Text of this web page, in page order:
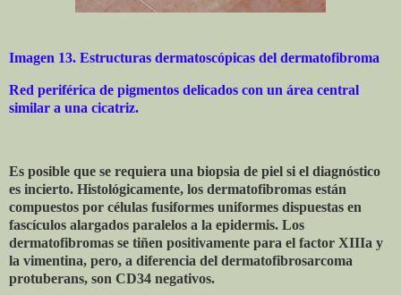
Imagen 13. Estructuras dermatoscópicas del dermatofibroma
Red periférica de pigmentos delicados con un área central
similar a una cicatriz.
Es posible que se requiera una biopsia de piel si el diagnóstico
es incierto. Histológicamente, los dermatofibromas están
compuestos por células fusiformes uniformes dispuestas en
fascículos alargados paralelos a la epidermis. Los
dermatofibromas se tiñen positivamente para el factor XIIIa y
la vimentina, pero, a diferencia del dermatofibrosarcoma
protuberans, son CD34 negativos.